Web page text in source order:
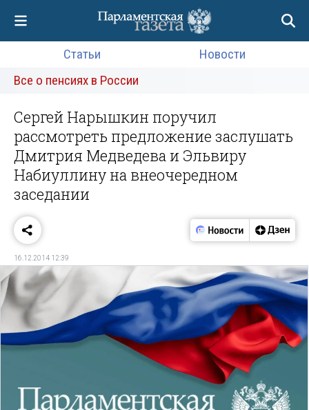
Статьи
Новости
Все о пенсиях в России
Сергей Нарышкин поручил
рассмотреть предложение заслушать
Дмитрия Медведева и Эльвиру
Набиуллину на внеочередном
заседании
16.12.2014 12:39